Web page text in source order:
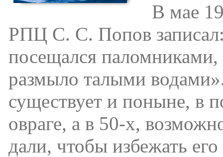
В мае
РПЦ С. С. Попов
посещался паломниками,
размыло талыми
существует и поныне, в
овраге, а в 50-х,
дали, чтобы избежать